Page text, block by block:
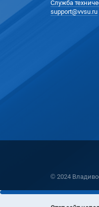
Служба
support@vvsu.ru
© 2024